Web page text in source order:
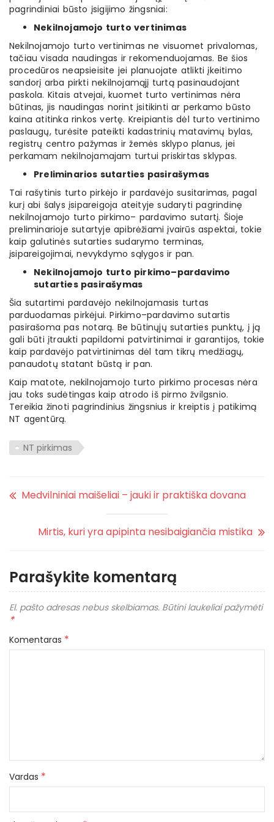
pagrindiniai būsto įsigijimo žingsniai:
Nekilnojamojo turto vertinimas
Nekilnojamojo turto vertinimas ne visuomet privalomas,
tačiau visada naudingas ir rekomenduojamas. Be šios
procedūros neapsieisite jei planuojate atlikti įkeitimo
sandorį arba pirkti nekilnojamąjį turtą pasinaudojant
paskola. Kitais atvejai, kuomet turto vertinimas nėra
būtinas, jis naudingas norint įsitikinti ar perkamo būsto
kaina atitinka rinkos vertę. Kreipiantis dėl turto vertinimo
paslaugų, turėsite pateikti kadastrinių matavimų bylas,
registrų centro pažymas ir žemės sklypo planus, jei
perkamam nekilnojamajam turtui priskirtas sklypas.
Preliminarios sutarties pasirašymas
Tai rašytinis turto pirkėjo ir pardavėjo susitarimas, pagal
kurį abi šalys įsipareigoja ateityje sudaryti pagrindinę
nekilnojamojo turto pirkimo– pardavimo sutartį. Šioje
preliminarioje sutartyje apibrėžiami įvairūs aspektai, tokie
kaip galutinės sutarties sudarymo terminas,
įsipareigojimai, nevykdymo sąlygos ir pan.
Nekilnojamojo turto pirkimo–pardavimo
sutarties pasirašymas
Šia sutartimi pardavėjo nekilnojamasis turtas
parduodamas pirkėjui. Pirkimo–pardavimo sutartis
pasirašoma pas notarą. Be būtinųjų sutarties punktų, į ją
gali būti įtraukti papildomi patvirtinimai ir garantijos, tokie
kaip pardavėjo patvirtinimas dėl tam tikrų medžiagų,
panaudotų statant būstą ir pan.
Kaip matote, nekilnojamojo turto pirkimo procesas nėra
jau toks sudėtingas kaip atrodo iš pirmo žvilgsnio.
Tereikia žinoti pagrindinius žingsnius ir kreiptis į patikimą
NT agentūrą.
NT pirkimas
Medvilniniai maišeliai – jauki ir praktiška dovana
Mirtis, kuri yra apipinta nesibaigiančia mistika
Parašykite komentarą
El. pašto adresas nebus skelbiamas. Būtini laukeliai pažymėti
*
Komentaras *
Vardas *